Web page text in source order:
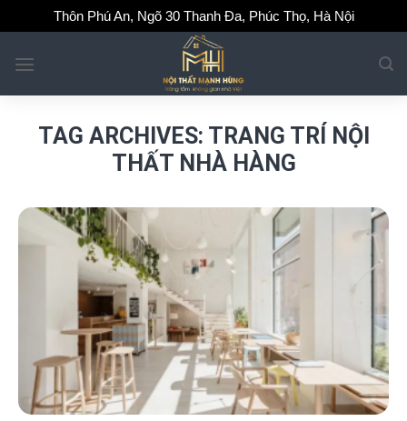
to
content
Thôn Phú An, Ngõ 30 Thanh Đa, Phúc Thọ, Hà Nội
TAG ARCHIVES: TRANG TRÍ NỘI
THẤT NHÀ HÀNG